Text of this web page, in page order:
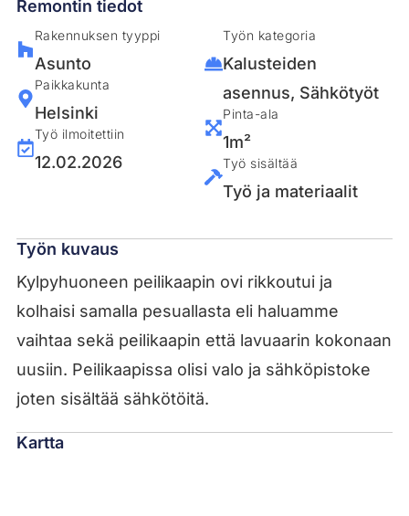
Remontin tiedot
Rakennuksen tyyppi
Asunto
Paikkakunta
Helsinki
Työ ilmoitettiin
12.02.2026
Työn kategoria
Kalusteiden
asennus, Sähkötyöt
Pinta-ala
1m²
Työ sisältää
Työ ja materiaalit
Työn kuvaus
Kylpyhuoneen peilikaapin ovi rikkoutui ja
kolhaisi samalla pesuallasta eli haluamme
vaihtaa sekä peilikaapin että lavuaarin kokonaan
uusiin. Peilikaapissa olisi valo ja sähköpistoke
joten sisältää sähkötöitä.
Kartta